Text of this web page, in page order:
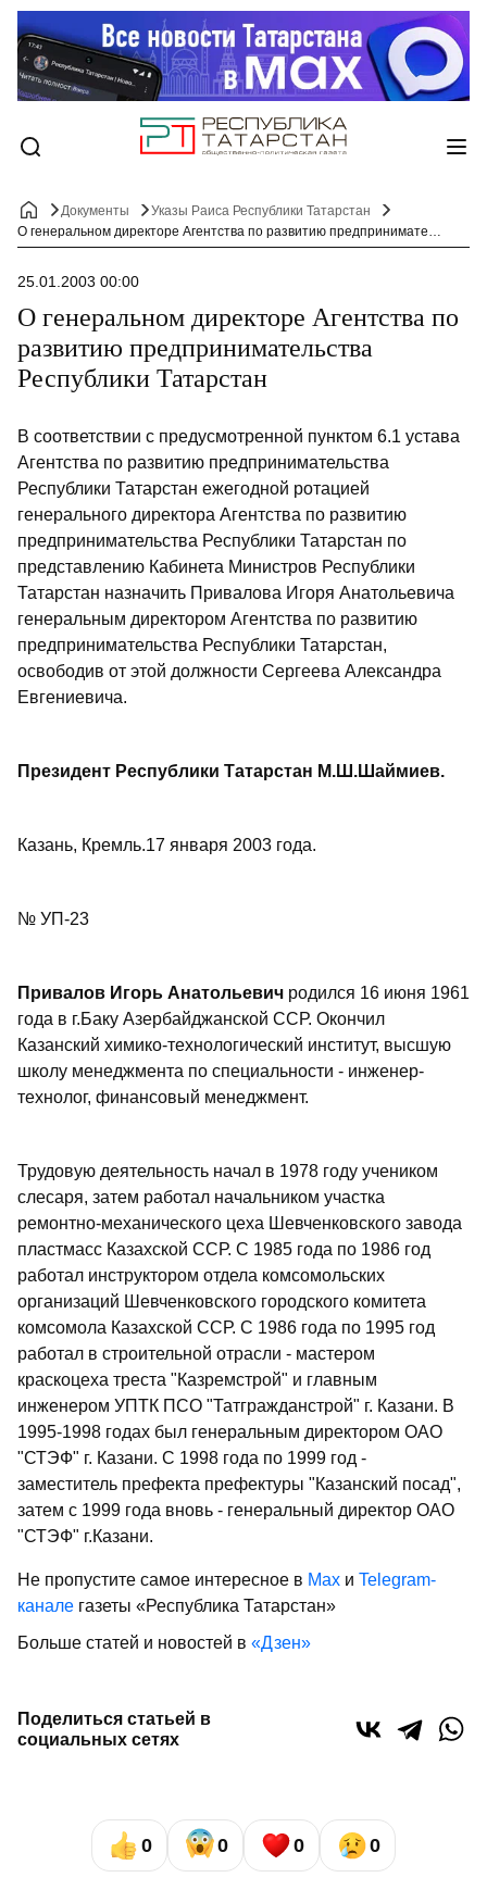
Документы
Указы Раиса Республики Татарстан
О генеральном директоре Агентства по развитию предпринимательства Республики Татарстан
25.01.2003 00:00
О генеральном директоре Агентства по
развитию предпринимательства
Республики Татарстан
В соответствии с предусмотренной пунктом 6.1 устава
Агентства по развитию предпринимательства
Республики Татарстан ежегодной ротацией
генерального директора Агентства по развитию
предпринимательства Республики Татарстан по
представлению Кабинета Министров Республики
Татарстан назначить Привалова Игоря Анатольевича
генеральным директором Агентства по развитию
предпринимательства Республики Татарстан,
освободив от этой должности Сергеева Александра
Евгениевича.
Президент Республики Татарстан М.Ш.Шаймиев.
Казань, Кремль.17 января 2003 года.
№ УП-23
Привалов Игорь Анатольевич родился 16 июня 1961
года в г.Баку Азербайджанской ССР. Окончил
Казанский химико-технологический институт, высшую
школу менеджмента по специальности - инженер-
технолог, финансовый менеджмент.
Трудовую деятельность начал в 1978 году учеником
слесаря, затем работал начальником участка
ремонтно-механического цеха Шевченковского завода
пластмасс Казахской ССР. С 1985 года по 1986 год
работал инструктором отдела комсомольских
организаций Шевченковского городского комитета
комсомола Казахской ССР. С 1986 года по 1995 год
работал в строительной отрасли - мастером
краскоцеха треста "Казремстрой" и главным
инженером УПТК ПСО "Татгражданстрой" г. Казани. В
1995-1998 годах был генеральным директором ОАО
"СТЭФ" г. Казани. С 1998 года по 1999 год -
заместитель префекта префектуры "Казанский посад",
затем с 1999 года вновь - генеральный директор ОАО
"СТЭФ" г.Казани.
Не пропустите самое интересное в Max и Telegram-
канале газеты «Республика Татарстан»
Больше статей и новостей в «Дзен»
Поделиться статьей в
социальных сетях
0 0 0 0